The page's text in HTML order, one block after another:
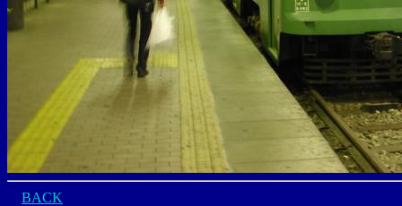
BACK